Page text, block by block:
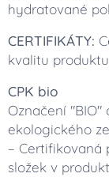
hydratované
CERTIFIKÁTY:
kvalitu
CPK bio
Označení
ekologického
– Certifikovaná
složek v